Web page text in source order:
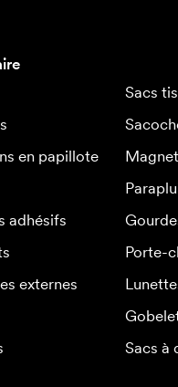
Sacs
en papillote
adhésifs
Porte-
externes
Sacs à